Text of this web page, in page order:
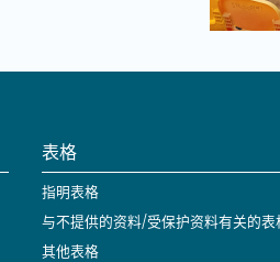
表格
指明表格
与不提供的资料/受保护资料有关的表
其他表格